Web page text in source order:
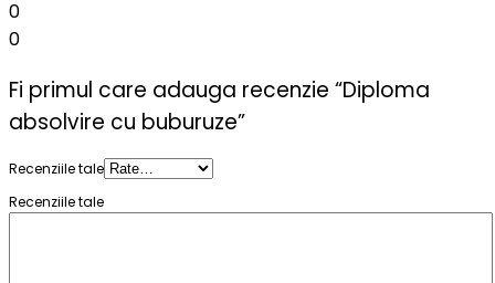
0
0
Fi primul care adauga recenzie “Diploma
absolvire cu buburuze”
Recenziile tale
Recenziile tale